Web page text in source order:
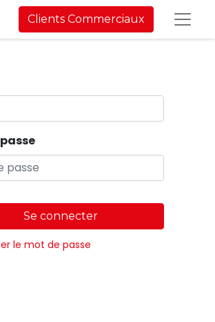
Clients Commerciaux
Se connecter
le mot de passe